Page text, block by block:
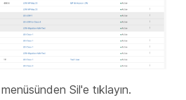
menüsünden Sil'e tıklayın.